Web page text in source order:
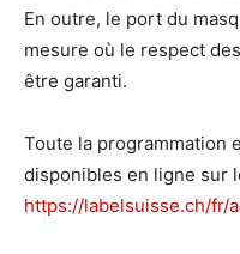
En outre, le port du
mesure où le respect
être garanti.
Toute la programmation
disponibles en ligne sur
https://labelsuisse.ch/fr/